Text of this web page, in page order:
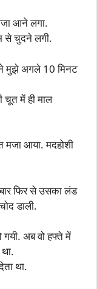
आने लगा.
से चुदने लगी.
मुझे अगले 10 मिनट
चूत में ही माल
मजा आया. मदहोशी
फिर से उसका लंड
डाली.
अब वो हफ्ते में
था.